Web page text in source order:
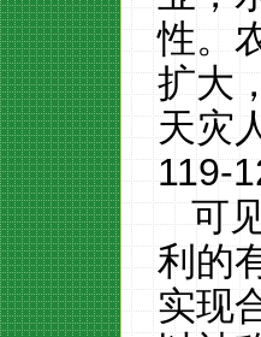
性。
扩大
天灾
119-
可
利的
实现